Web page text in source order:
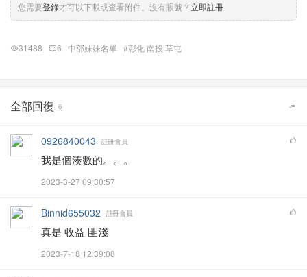
您需要登錄才可以下載或查看附件。沒有賬號？立即註冊
31488 6 中部妹妹名單 #彰化 南投 草屯
全部回復 6
0926840043 註冊會員
我是個湊數的。。。
2023-3-27 09:30:57
Binnid655032 註冊會員
真是 收益 匪淺
2023-7-18 12:39:08